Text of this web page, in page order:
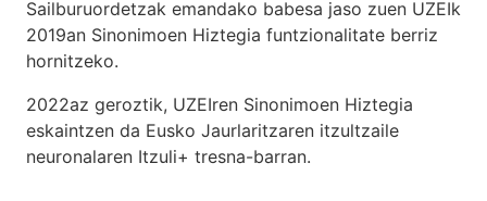
Sailburuordetzak emandako babesa jaso zuen UZEIk
2019an Sinonimoen Hiztegia funtzionalitate berriz
hornitzeko.
2022az geroztik, UZEIren Sinonimoen Hiztegia
eskaintzen da Eusko Jaurlaritzaren itzultzaile
neuronalaren Itzuli+ tresna-barran.